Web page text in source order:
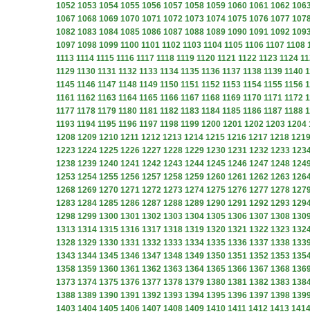
1052 1053 1054 1055 1056 1057 1058 1059 1060 1061 1062
1067 1068 1069 1070 1071 1072 1073 1074 1075 1076 1077
1082 1083 1084 1085 1086 1087 1088 1089 1090 1091 1092
1097 1098 1099 1100 1101 1102 1103 1104 1105 1106 1107 1108
1113 1114 1115 1116 1117 1118 1119 1120 1121 1122 1123 1124
1129 1130 1131 1132 1133 1134 1135 1136 1137 1138 1139 1140
1145 1146 1147 1148 1149 1150 1151 1152 1153 1154 1155 1156
1161 1162 1163 1164 1165 1166 1167 1168 1169 1170 1171 1172
1177 1178 1179 1180 1181 1182 1183 1184 1185 1186 1187 1188
1193 1194 1195 1196 1197 1198 1199 1200 1201 1202 1203 1204
1208 1209 1210 1211 1212 1213 1214 1215 1216 1217 1218 1219
1223 1224 1225 1226 1227 1228 1229 1230 1231 1232 1233
1238 1239 1240 1241 1242 1243 1244 1245 1246 1247 1248
1253 1254 1255 1256 1257 1258 1259 1260 1261 1262 1263
1268 1269 1270 1271 1272 1273 1274 1275 1276 1277 1278
1283 1284 1285 1286 1287 1288 1289 1290 1291 1292 1293
1298 1299 1300 1301 1302 1303 1304 1305 1306 1307 1308
1313 1314 1315 1316 1317 1318 1319 1320 1321 1322 1323
1328 1329 1330 1331 1332 1333 1334 1335 1336 1337 1338
1343 1344 1345 1346 1347 1348 1349 1350 1351 1352 1353
1358 1359 1360 1361 1362 1363 1364 1365 1366 1367 1368
1373 1374 1375 1376 1377 1378 1379 1380 1381 1382 1383
1388 1389 1390 1391 1392 1393 1394 1395 1396 1397 1398
1403 1404 1405 1406 1407 1408 1409 1410 1411 1412 1413 1414